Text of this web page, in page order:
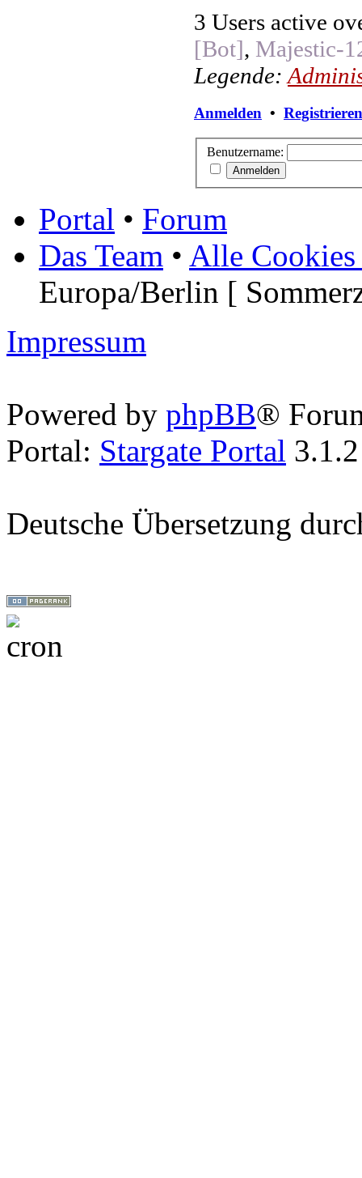
3 Users active
[Bot], Majestic-
Legende:
Anmelden • Registrieren
Benutzername:
Portal • Forum
Das Team • Alle Cookies
Europa/Berlin [
Impressum
Powered by phpBB®
Portal: Stargate Portal
Deutsche Übersetzung